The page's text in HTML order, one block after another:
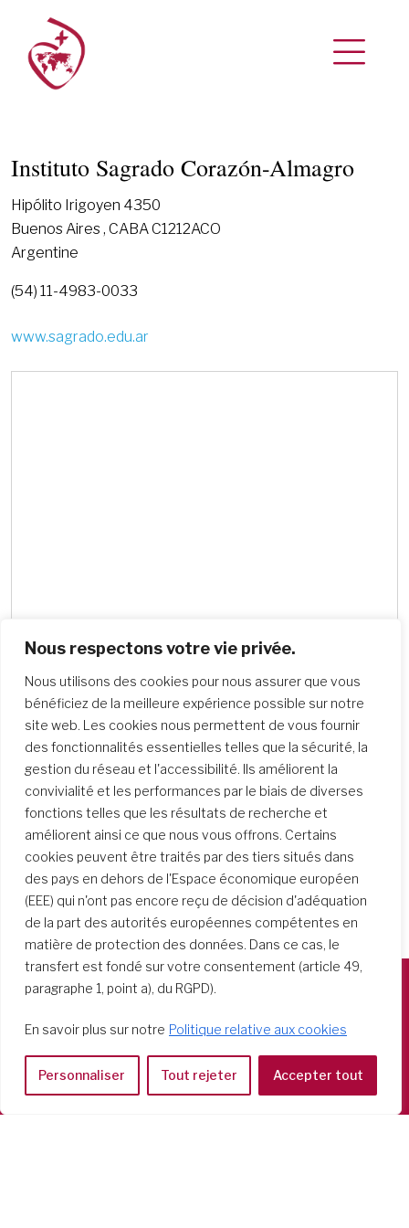
Nous respectons votre vie privée.
Nous utilisons des cookies pour nous assurer que vous
bénéficiez de la meilleure expérience possible sur notre
site web. Les cookies nous permettent de vous fournir
des fonctionnalités essentielles telles que la sécurité, la
gestion du réseau et l'accessibilité. Ils améliorent la
convivialité et les performances par le biais de diverses
fonctions telles que les résultats de recherche et
améliorent ainsi ce que nous vous offrons. Certains
cookies peuvent être traités par des tiers situés dans
des pays en dehors de l'Espace économique européen
(EEE) qui n'ont pas encore reçu de décision d'adéquation
de la part des autorités européennes compétentes en
matière de protection des données. Dans ce cas, le
transfert est fondé sur votre consentement (article 49,
paragraphe 1, point a), du RGPD).
En savoir plus sur notre Politique relative aux cookies
Personnaliser Tout rejeter Accepter tout
Instituto Sagrado Corazón-Almagro
Hipólito Irigoyen 4350
Buenos Aires , CABA C1212ACO
Argentine
(54) 11-4983-0033
www.sagrado.edu.ar
Recherche d’écoles
Casa Generalizia
Via Tarquinio Vipera, 16 - 00152 Roma
Tel: 06 58 23 03 32 or 06 58 20 31 17